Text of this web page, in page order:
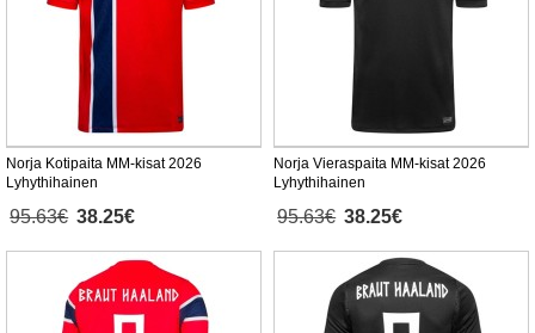
Norja Kotipaita MM-kisat 2026
Lyhythihainen
95.63€ 38.25€
Norja Vieraspaita MM-kisat 2026
Lyhythihainen
95.63€ 38.25€